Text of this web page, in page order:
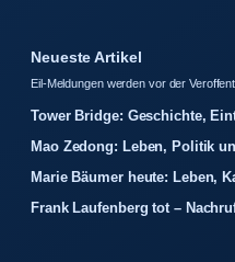
Neueste Artikel
Eil-Meldungen werden vor der
Tower Bridge: Geschichte,
Mao Zedong: Leben, Politik
Marie Bäumer heute: Leben,
Frank Laufenberg tot –